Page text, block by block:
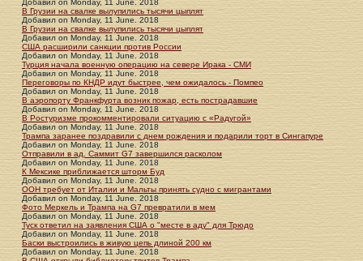
Добавил on Monday, 11 June. 2018
В Грузии на свалке вылупились тысячи цыплят
Добавил on Monday, 11 June. 2018
В Грузии на свалке вылупились тысячи цыплят
Добавил on Monday, 11 June. 2018
США расширили санкции против России
Добавил on Monday, 11 June. 2018
Турция начала военную операцию на севере Ирака - СМИ
Добавил on Monday, 11 June. 2018
Переговоры по КНДР идут быстрее, чем ожидалось - Помпео
Добавил on Monday, 11 June. 2018
В аэропорту Франкфурта возник пожар, есть пострадавшие
Добавил on Monday, 11 June. 2018
В Ростуризме прокомментировали ситуацию с «Радугой»
Добавил on Monday, 11 June. 2018
Трампа заранее поздравили с днем рождения и подарили торт в Сингапуре
Добавил on Monday, 11 June. 2018
Отправили в ад. Саммит G7 завершился расколом
Добавил on Monday, 11 June. 2018
К Мексике приближается шторм Буд
Добавил on Monday, 11 June. 2018
ООН требует от Италии и Мальты принять судно с мигрантами
Добавил on Monday, 11 June. 2018
Фото Меркель и Трампа на G7 превратили в мем
Добавил on Monday, 11 June. 2018
Туск ответил на заявления США о "месте в аду" для Трюдо
Добавил on Monday, 11 June. 2018
Баски выстроились в живую цепь длиной 200 км
Добавил on Monday, 11 June. 2018